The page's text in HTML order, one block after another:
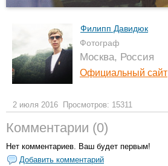
Филипп Давидюк
Фотограф
Москва, Россия
Официальный сайт
2 июля 2016 Просмотров: 15311
Комментарии (0)
Нет комментариев. Ваш будет первым!
Добавить комментарий